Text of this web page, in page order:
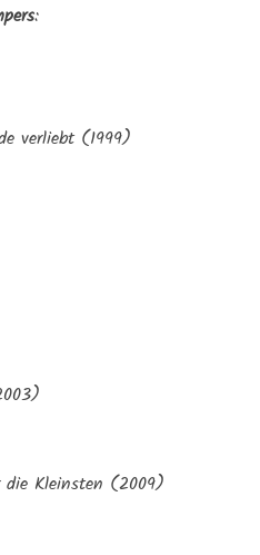
:
verliebt (1999)
die Kleinsten (2009)